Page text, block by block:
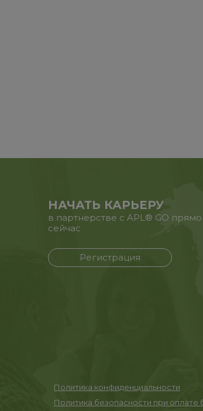
НАЧАТЬ КАРЬЕРУ
в партнерстве с APL® GO прямо
сейчас
Регистрация
Политика конфиденциальности
Политика безопасности при оплате